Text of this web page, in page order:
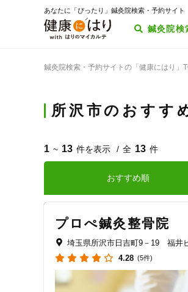
あなたに「ぴったり」鍼灸院検索・予約サイト
鍼灸院検
鍼灸院検索・予約サイトの「健康にはり」
所沢市のおすす
1 ~ 13 件を表示 全 13 件
おすすめ順
プロぺ鍼灸整骨院
埼玉県所沢市日吉町9－19 福井
4.28 (5件)